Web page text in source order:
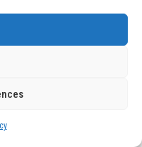
24, 2025
400 km de rango
de carga